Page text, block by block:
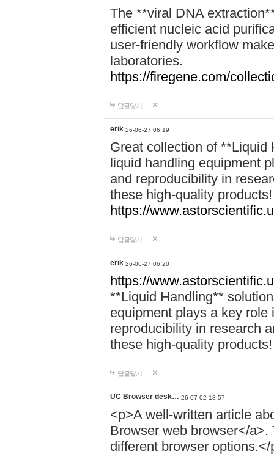
The **viral DNA
efficient nucleic acid
user-friendly workflow
laboratories.
https://firegene.com/
답글달기
erik 26-06-27 06:19
Great collection of **Liquid
liquid handling equipment
and reproducibility in
these high-quality products!
https://
답글달기
erik 26-06-27 06:20
https://
**Liquid Handling**
equipment plays a key role
reproducibility in research
these high-quality products!
답글달기
UC Browser desk… 26-07-02 18:57
<p>A well-written article
Browser web browser</
different browser options.</